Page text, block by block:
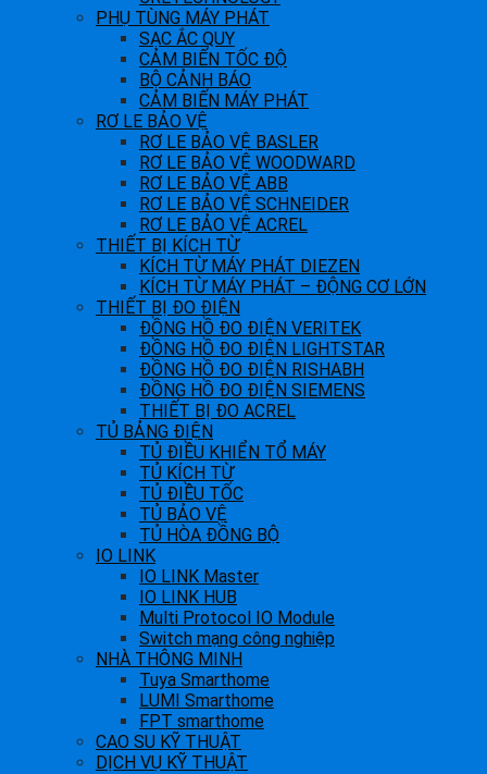
PHỤ TÙNG MÁY PHÁT
SẠC ẮC QUY
CẢM BIẾN TỐC ĐỘ
BỘ CẢNH BÁO
CẢM BIẾN MÁY PHÁT
RƠ LE BẢO VỆ
RƠ LE BẢO VỆ BASLER
RƠ LE BẢO VỆ WOODWARD
RƠ LE BẢO VỆ ABB
RƠ LE BẢO VỆ SCHNEIDER
RƠ LE BẢO VỆ ACREL
THIẾT BỊ KÍCH TỪ
KÍCH TỪ MÁY PHÁT DIEZEN
KÍCH TỪ MÁY PHÁT – ĐỘNG CƠ LỚN
THIẾT BỊ ĐO ĐIỆN
ĐỒNG HỒ ĐO ĐIỆN VERITEK
ĐỒNG HỒ ĐO ĐIỆN LIGHTSTAR
ĐỒNG HỒ ĐO ĐIỆN RISHABH
ĐỒNG HỒ ĐO ĐIỆN SIEMENS
THIẾT BỊ ĐO ACREL
TỦ BẢNG ĐIỆN
TỦ ĐIỀU KHIỂN TỔ MÁY
TỦ KÍCH TỪ
TỦ ĐIỀU TỐC
TỦ BẢO VỆ
TỦ HÒA ĐỒNG BỘ
IO LINK
IO LINK Master
IO LINK HUB
Multi Protocol IO Module
Switch mạng công nghiệp
NHÀ THÔNG MINH
Tuya Smarthome
LUMI Smarthome
FPT smarthome
CAO SU KỸ THUẬT
DỊCH VỤ KỸ THUẬT